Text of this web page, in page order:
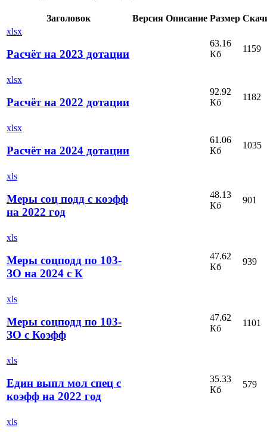
Заголовок Версия Описание Размер
xlsx
Расчёт на 2023 дотации
63.16
Кб
1159
xlsx
Расчёт на 2022 дотации
92.92
Кб
1182
xlsx
Расчёт на 2024 дотации
61.06
Кб
1035
xls
Меры соц подд с коэфф
на 2022 год
48.13
Кб
901
xls
Меры соцподд по 103-
ЗО на 2024 с К
47.62
Кб
939
xls
Меры соцподд по 103-
ЗО с Коэфф
47.62
Кб
1101
xls
Един выпл мол спец с
коэфф на 2022 год
35.33
Кб
579
xls